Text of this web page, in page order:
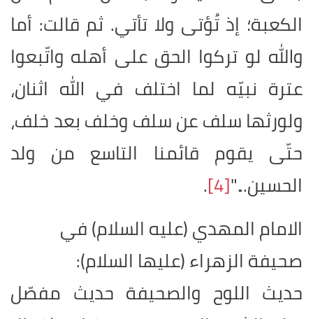
الكعبة؛ إذ تُؤتى ولا تأتي. ثم قالت: أما
والله لو تركوا الحق على أهله واتّبعوا
عترة نبيّه لما اختلف في الله اثنان،
ولورثها سلف عن سلف وخلف بعد خلف،
حتّى يقوم قائمنا التاسع من ولد
الحسين..."[4]
.
الامام المهدي (عليه السلام) في
صحيفة الزهراء (عليها السلام):
حديث اللوح والصحيفة حديث مفصّل